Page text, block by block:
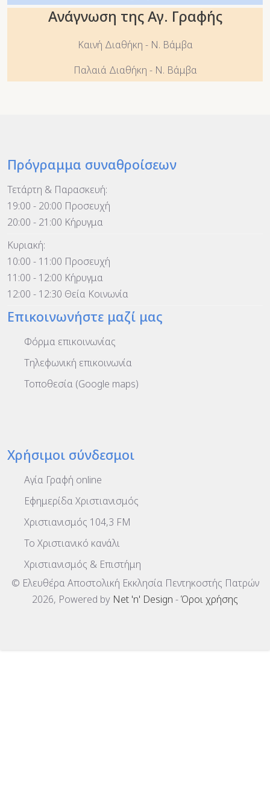
Ανάγνωση της Αγ. Γραφής
Καινή Διαθήκη - Ν. Βάμβα
Παλαιά Διαθήκη - Ν. Βάμβα
Πρόγραμμα συναθροίσεων
Τετάρτη & Παρασκευή:
19:00 - 20:00 Προσευχή
20:00 - 21:00 Κήρυγμα
Κυριακή:
10:00 - 11:00 Προσευχή
11:00 - 12:00 Κήρυγμα
12:00 - 12:30 Θεία Κοινωνία
Επικοινωνήστε μαζί μας
Φόρμα επικοινωνίας
Τηλεφωνική επικοινωνία
Τοποθεσία (Google maps)
Χρήσιμοι σύνδεσμοι
Αγία Γραφή online
Εφημερίδα Χριστιανισμός
Χριστιανισμός 104,3 FM
To Χριστιανικό κανάλι
Χριστιανισμός & Επιστήμη
© Ελευθέρα Αποστολική Εκκλησία Πεντηκοστής Πατρών
2026, Powered by Net 'n' Design -Όροι χρήσης